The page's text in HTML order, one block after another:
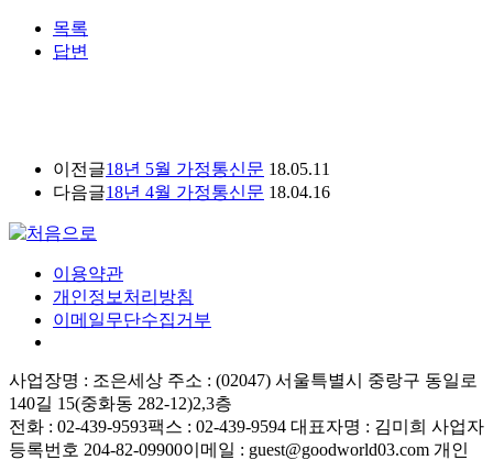
목록
답변
이전글18년 5월 가정통신문 18.05.11
다음글18년 4월 가정통신문 18.04.16
이용약관
개인정보처리방침
이메일무단수집거부
사업장명 : 조은세상 주소 : (02047) 서울특별시 중랑구 동일로
140길 15(중화동 282-12)2,3층
전화 : 02-439-9593팩스 : 02-439-9594 대표자명 : 김미희 사업자
등록번호 204-82-09900이메일 : guest@goodworld03.com 개인